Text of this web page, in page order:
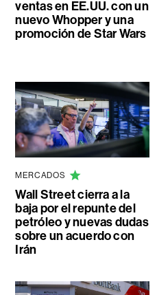
ventas en EE.UU. con un
nuevo Whopper y una
promoción de Star Wars
MERCADOS
Wall Street cierra a la
baja por el repunte del
petróleo y nuevas dudas
sobre un acuerdo con
Irán